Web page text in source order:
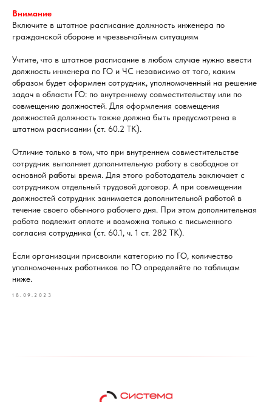
Внимание
Включите в штатное расписание должность инженера по
гражданской обороне и чрезвычайным ситуациям
Учтите, что в штатное расписание в любом случае нужно ввести
должность инженера по ГО и ЧС независимо от того, каким
образом будет оформлен сотрудник, уполномоченный на решение
задач в области ГО: по внутреннему совместительству или по
совмещению должностей. Для оформления совмещения
должностей должность также должна быть предусмотрена в
штатном расписании (ст. 60.2 ТК).
Отличие только в том, что при внутреннем совместительстве
сотрудник выполняет дополнительную работу в свободное от
основной работы время. Для этого работодатель заключает с
сотрудником отдельный трудовой договор. А при совмещении
должностей сотрудник занимается дополнительной работой в
течение своего обычного рабочего дня. При этом дополнительная
работа подлежит оплате и возможна только с письменного
согласия сотрудника (ст. 60.1, ч. 1 ст. 282 ТК).
Если организации присвоили категорию по ГО, количество
уполномоченных работников по ГО определяйте по таблицам
ниже.
18.09.2023